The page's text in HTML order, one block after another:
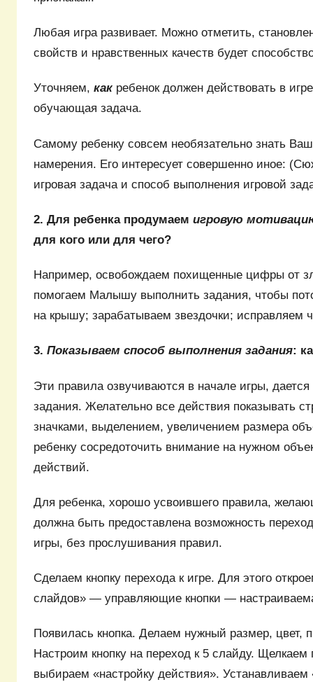
Любая игра развивает. Можно отметить,
свойств и нравственных качеств будет
Уточняем, как ребенок должен действовать в
обучающая задача.
Самому ребенку совсем необязательно знать
намерения. Его интересует совершенно иное:
игровая задача и способ выполнения игровой
2. Для ребенка продумаем игровую
для кого или для чего?
Например, освобождаем похищенные цифры от
помогаем Малышу выполнить задания, чтобы
на крышу; зарабатываем звездочки; исправляем
3. Показываем способ выполнения задания:
Эти правила озвучиваются в начале игры,
задания. Желательно все действия показывать
значками, выделением, увеличением размера
ребенку сосредоточить внимание на нужном
действий.
Для ребенка, хорошо усвоившего правила,
должна быть предоставлена возможность
игры, без прослушивания правил.
Сделаем кнопку перехода к игре. Для этого
слайдов» — управляющие кнопки —
Появилась кнопка. Делаем нужный размер, цвет,
Настроим кнопку на переход к 5 слайду. Щелкаем
выбираем «настройку действия». Устанавливаем